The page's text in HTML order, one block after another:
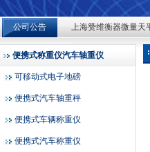
赞维衡器有限公司
公司公告
上海赞维衡器微量天
上海赞维衡器微量天
上海赞维衡器微量天
便携式称重仪汽车轴重仪
可移动式电子地磅
便携式汽车轴重秤
便携式车辆称重仪
便携式汽车称重仪